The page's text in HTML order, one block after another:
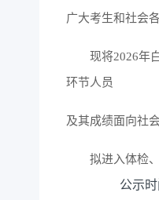
广大考生和社会各
现将2026年
环节人员
及其成绩面向社
拟进入体检
公示